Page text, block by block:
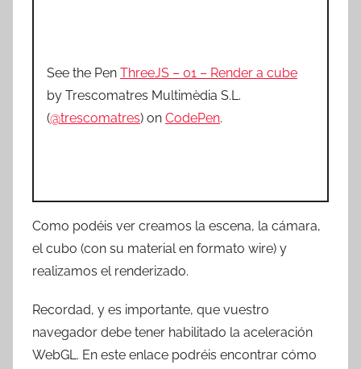
See the Pen ThreeJS – 01 – Render a cube
by Trescomatres Multimèdia S.L.
(@trescomatres) on CodePen.
Como podéis ver creamos la escena, la cámara,
el cubo (con su material en formato wire) y
realizamos el renderizado.
Recordad, y es importante, que vuestro
navegador debe tener habilitado la aceleración
WebGL. En este enlace podréis encontrar cómo